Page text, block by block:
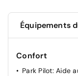
Équipements
Confort
Park Pilot: Aide